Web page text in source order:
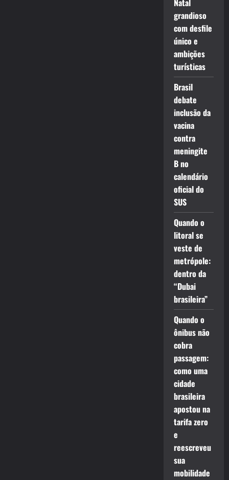
Natal
grandioso
com desfile
único e
ambições
turísticas
Brasil
debate
inclusão da
vacina
contra
meningite
B no
calendário
oficial do
SUS
Quando o
litoral se
veste de
metrópole:
dentro da
“Dubai
brasileira”
Quando o
ônibus não
cobra
passagem:
como uma
cidade
brasileira
apostou na
tarifa zero
e
reescreveu
sua
mobilidade